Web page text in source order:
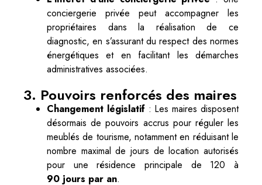
conciergerie privée peut accompagner les
propriétaires dans la réalisation de ce
diagnostic, en s’assurant du respect des normes
énergétiques et en facilitant les démarches
administratives associées.
3. Pouvoirs renforcés des maires
Changement législatif: Les maires disposent
désormais de pouvoirs accrus pour réguler les
meublés de tourisme, notamment en réduisant le
nombre maximal de jours de location autorisés
pour une résidence principale de 120 à
90 jours par an.